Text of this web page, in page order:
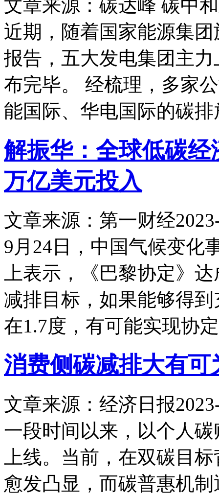
文章来源：碳达峰 碳中
近期，随着国家能源集
报告，五大发电集团主
布完毕。 经梳理，多家
能国际、华电国际的碳排
解振华：全球低碳
万亿美元投入
文章来源：第一财经
9月24日，中国气候变化
上表示，《巴黎协定》
减排目标，如果能够得
在1.7度，有可能实现协
消费侧碳减排大有可
文章来源：经济日报
一段时间以来，以个人
上线。当前，在双碳目
愈发凸显，而碳普惠机